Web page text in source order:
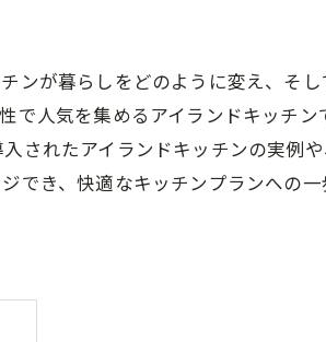
ンが暮らしをどのように変え、そし
で人気を集めるアイランドキッチン
されたアイランドキッチンの実例
でき、快適なキッチンプランへの一